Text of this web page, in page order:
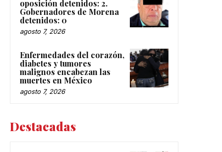
oposición detenidos: 2.
Gobernadores de Morena
detenidos: 0
agosto 7, 2026
Enfermedades del corazón,
diabetes y tumores
malignos encabezan las
muertes en México
agosto 7, 2026
Destacadas